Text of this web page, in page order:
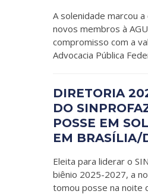
A solenidade marcou
novos membros à
compromisso com a
Advocacia Pública
DIRETORIA
DO
POSSE EM
EM BRASÍLIA/
Eleita para liderar o
biênio 2025-2027, a
tomou posse na noite